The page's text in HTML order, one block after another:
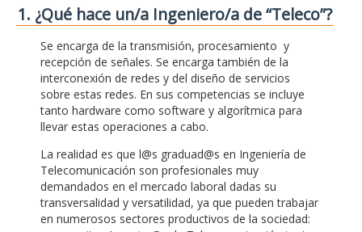
1. ¿Qué hace un/a Ingeniero/a de “Teleco”?
Se encarga de la transmisión, procesamiento y
recepción de señales. Se encarga también de la
interconexión de redes y del diseño de servicios
sobre estas redes. En sus competencias se incluye
tanto hardware como software y algorítmica para
llevar estas operaciones a cabo.
La realidad es que l@s graduad@s en Ingeniería de
Telecomunicación son profesionales muy
demandados en el mercado laboral dadas su
transversalidad y versatilidad, ya que pueden trabajar
en numerosos sectores productivos de la sociedad: